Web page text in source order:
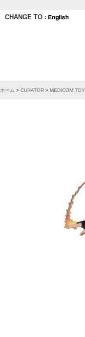
CHANGE TO :
ホーム > CURATOR > MEDICOM TOY